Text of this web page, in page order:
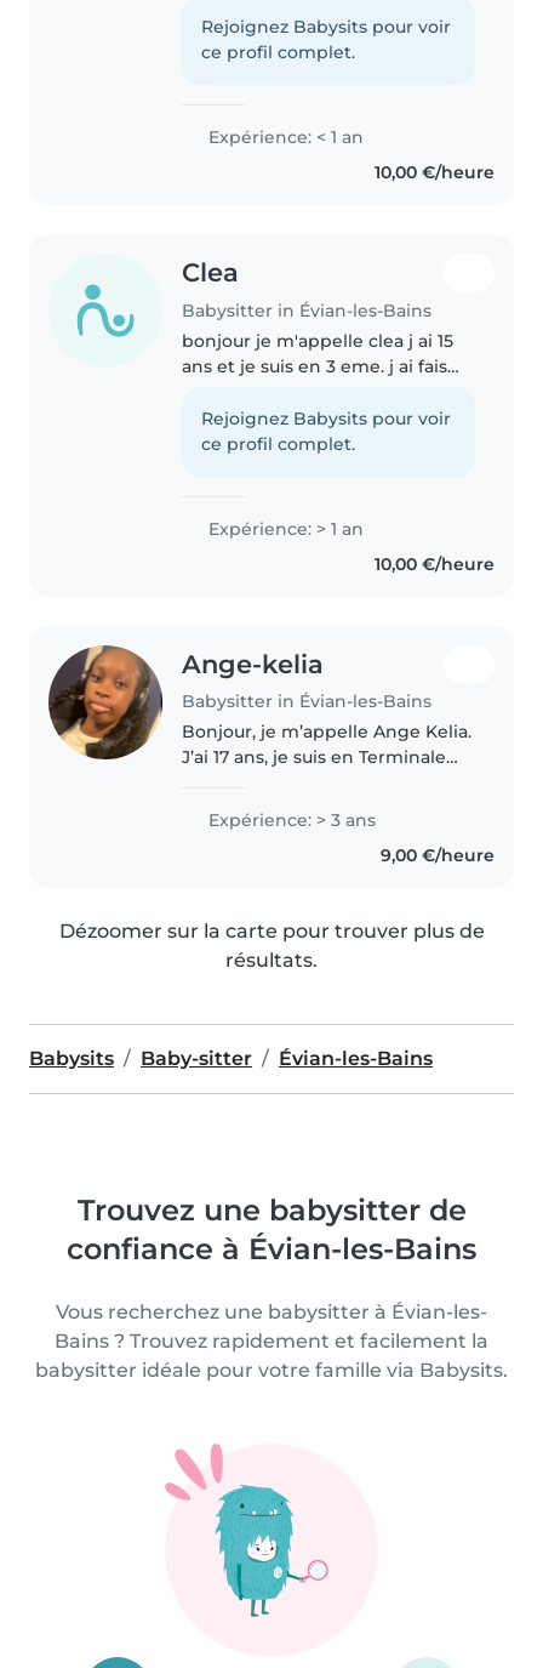
du bal de fin d'année . Je suis
responsable,j aime m'occuper
Rejoignez Babysits pour voir
ce profil complet.
Expérience: < 1 an
10,00 €/heure
Clea
Babysitter in Évian-les-Bains
bonjour je m'appelle clea j ai 15
ans et je suis en 3 eme. j ai fais
été très contente. J'adore les
enfants et aime beaucoup jouer
Rejoignez Babysits pour voir
ce profil complet.
Expérience: > 1 an
10,00 €/heure
Ange-kelia
Babysitter in Évian-les-Bains
Bonjour, je m’appelle Ange Kelia.
J’ai 17 ans, je suis en Terminale
un peu d’argent pour financer
mon permis de conduire. Je suis
d’origine franco-ivoirienne..
Expérience: > 3 ans
9,00 €/heure
Dézoomer sur la carte pour trouver plus de
résultats.
Babysits Baby-sitter Évian-les-Bains
Trouvez une babysitter de
confiance à Évian-les-Bains
Vous recherchez une babysitter à Évian-les-
Bains ? Trouvez rapidement et facilement la
babysitter idéale pour votre famille via Babysits.